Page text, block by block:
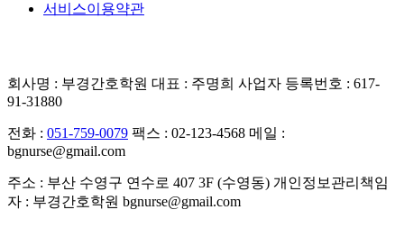
서비스이용약관
회사명 : 부경간호학원 대표 : 주명희 사업자 등록번호 : 617-
91-31880
전화 : 051-759-0079 팩스 : 02-123-4568 메일 :
bgnurse@gmail.com
주소 : 부산 수영구 연수로 407 3F (수영동) 개인정보관리책임
자 : 부경간호학원 bgnurse@gmail.com